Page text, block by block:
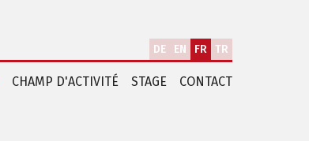
DE EN FR TR
CHAMP D'ACTIVITÉ STAGE CONTACT